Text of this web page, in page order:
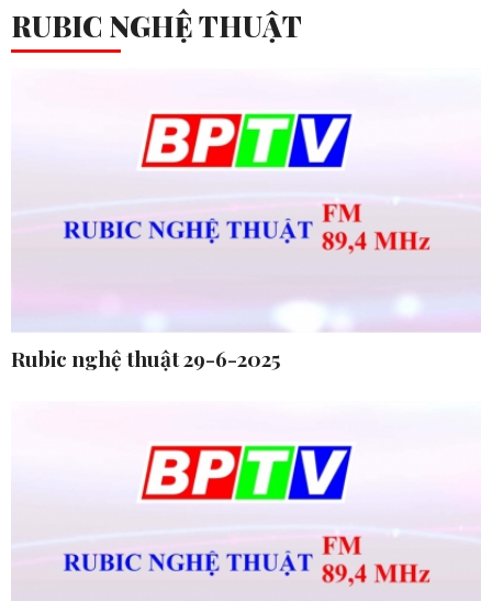
RUBIC NGHỆ THUẬT
Rubic nghệ thuật 29-6-2025